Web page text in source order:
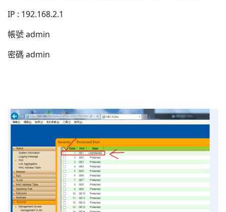
IP : 192.168.2.1
帳號 admin
密碼 admin